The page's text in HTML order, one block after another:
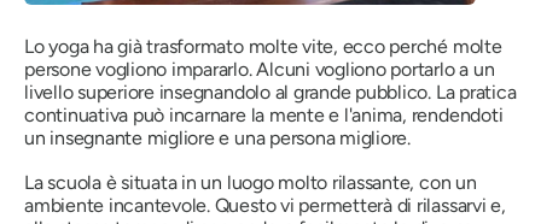
Lo yoga ha già trasformato molte vite, ecco perché molte
persone vogliono impararlo. Alcuni vogliono portarlo a un
livello superiore insegnandolo al grande pubblico. La pratica
continuativa può incarnare la mente e l'anima, rendendoti
un insegnante migliore e una persona migliore.
La scuola è situata in un luogo molto rilassante, con un
ambiente incantevole. Questo vi permetterà di rilassarvi e,